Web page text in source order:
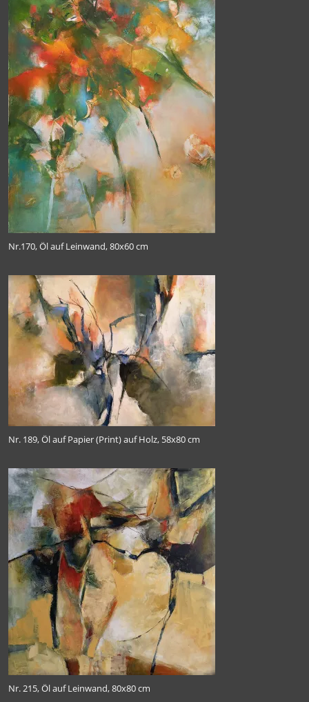
Nr.170, Öl auf Leinwand, 80x60 cm
Nr. 189, Öl auf Papier (Print) auf Holz, 58x80 cm
Nr. 215, Öl auf Leinwand, 80x80 cm